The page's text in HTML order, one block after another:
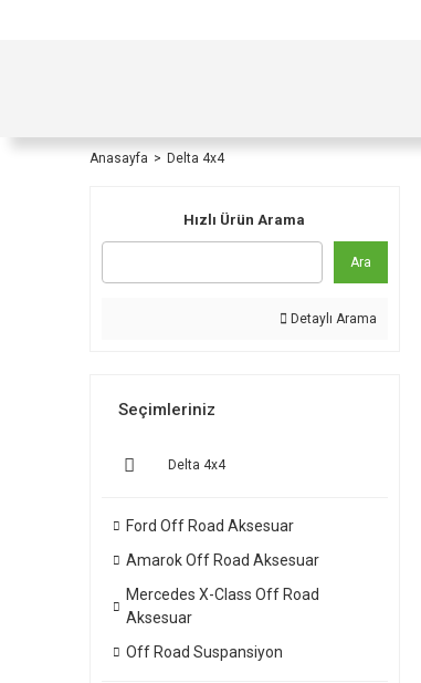
Anasayfa Delta 4x4
Hızlı Ürün Arama
Ara
Detaylı Arama
Seçimleriniz
Delta 4x4
Ford Off Road Aksesuar
Amarok Off Road Aksesuar
Mercedes X-Class Off Road
Aksesuar
Off Road Suspansiyon